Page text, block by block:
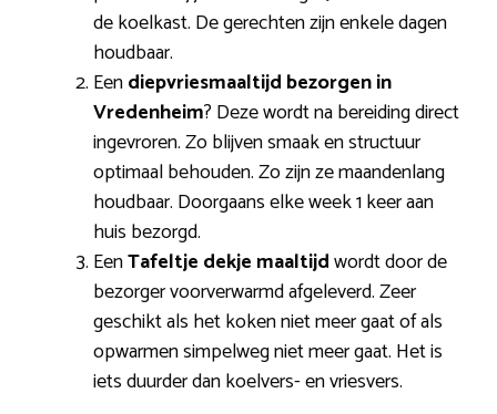
de koelkast. De gerechten zijn enkele dagen
houdbaar.
Eendiepvriesmaaltijd bezorgen in
Vredenheim? Deze wordt na bereiding direct
ingevroren. Zo blijven smaak en structuur
optimaal behouden. Zo zijn ze maandenlang
houdbaar. Doorgaans elke week 1 keer aan
huis bezorgd.
EenTafeltje dekje maaltijdwordt door de
bezorger voorverwarmd afgeleverd. Zeer
geschikt als het koken niet meer gaat of als
opwarmen simpelweg niet meer gaat. Het is
iets duurder dan koelvers- en vriesvers.